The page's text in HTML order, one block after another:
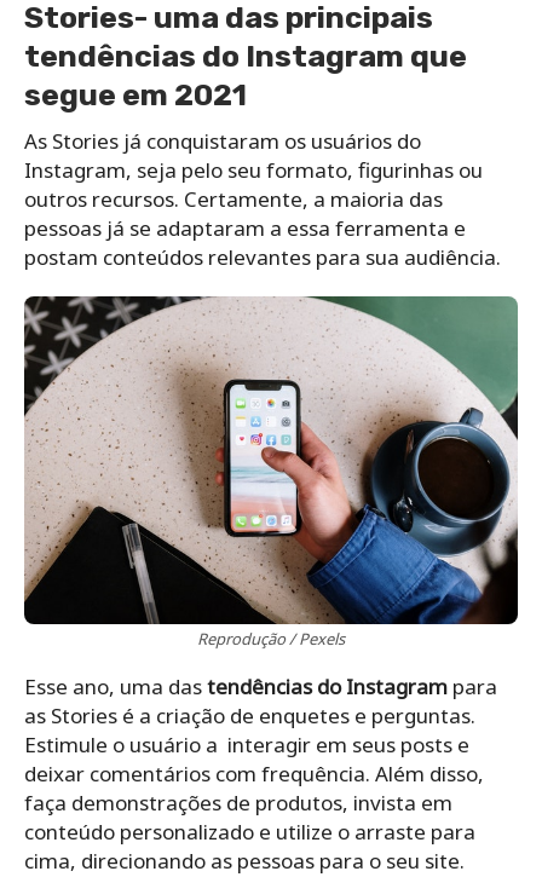
Stories- uma das principais
tendências do Instagram que
segue em 2021
As Stories já conquistaram os usuários do
Instagram, seja pelo seu formato, figurinhas ou
outros recursos. Certamente, a maioria das
pessoas já se adaptaram a essa ferramenta e
postam conteúdos relevantes para sua audiência.
Reprodução / Pexels
Esse ano, uma dastendências do Instagram para
as Stories é a criação de enquetes e perguntas.
Estimule o usuário a interagir em seus posts e
deixar comentários com frequência. Além disso,
faça demonstrações de produtos, invista em
conteúdo personalizado e utilize o arraste para
cima, direcionando as pessoas para o seu site.